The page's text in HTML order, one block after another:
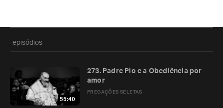
episódios
55:40
PREGAÇÕES SELETAS
273. Padre Pio e a Obediência por
amor